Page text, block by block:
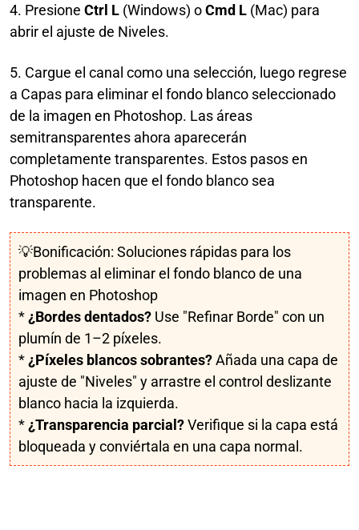
4. Presione Ctrl L (Windows) oCmd L (Mac) para
abrir el ajuste de Niveles.
5. Cargue el canal como una selección, luego regrese
a Capas para eliminar el fondo blanco seleccionado
de la imagen en Photoshop. Las áreas
semitransparentes ahora aparecerán
completamente transparentes. Estos pasos en
Photoshop hacen que el fondo blanco sea
transparente.
💡Bonificación: Soluciones rápidas para los
problemas al eliminar el fondo blanco de una
imagen en Photoshop
*¿Bordes dentados? Use "Refinar Borde" con un
plumín de 1–2 píxeles.
*¿Píxeles blancos sobrantes?Añada una capa de
ajuste de "Niveles" y arrastre el control deslizante
blanco hacia la izquierda.
*¿Transparencia parcial?Verifique si la capa está
bloqueada y conviértala en una capa normal.